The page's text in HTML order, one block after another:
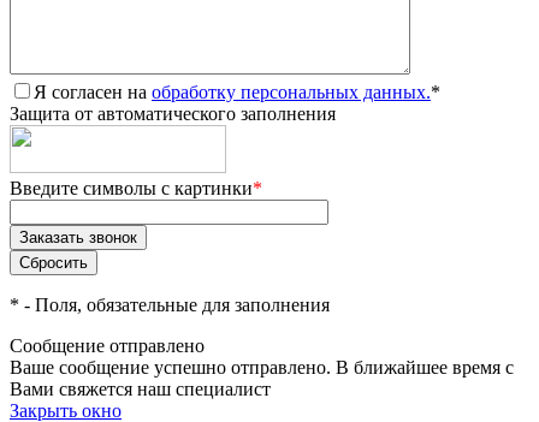
Я согласен на обработку персональных данных.*
Защита от автоматического заполнения
Введите символы с картинки*
* - Поля, обязательные для заполнения
Сообщение отправлено
Ваше сообщение успешно отправлено. В ближайшее время с
Вами свяжется наш специалист
Закрыть окно